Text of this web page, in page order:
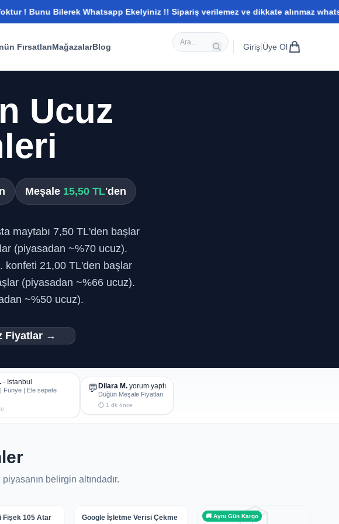
Bunu Bilerek Whatsapp Ekelyiniz !! Sipariş verilemez ve dikkate alınmaz
FırsatlarıMağazalarBlog Giriş| Üye Ol
Ucuz
Meşale 15,50 TL'den
maytabı 7,50 TL'den başlar
(piyasadan ~%70 ucuz).
konfeti 21,00 TL'den başlar
(piyasadan ~%66 ucuz).
~%50 ucuz).
Fiyatlar →
· İstanbul
| Fünye | Ele sepete
💬Dilara M. yorum yaptı
Düğün Meşale Fiyatları
⏱ 1 dk önce
belirgin altındadır.
Fişek 105 Atar
🚚 Aynı Gün Kargo
Google İşletme Verisi Çekme
🚚 Aynı Gün Kargo